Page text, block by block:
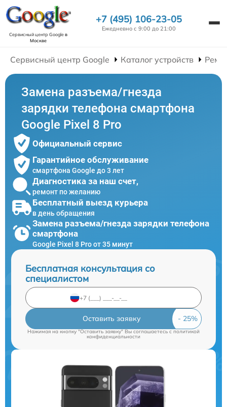
Сервисный центр Googleв
Москве
+7 (495) 106-23-05
Ежедневно с 9:00 до 21:00
Сервисный центр Google Каталог устройств
Замена разъема/гнезда
зарядки телефона смартфона
Google Pixel 8 Pro
Официальный сервис
Гарантийное обслуживание
смартфона Google до 3 лет
Диагностика за наш счет,
ремонт по желанию
Бесплатный выезд курьера
в день обращения
Замена разъема/гнезда зарядки телефона
смартфона
Google Pixel 8 Pro от 35 минут
Бесплатная консультация со
специалистом
Оставить заявку
Нажимая на кнопку "Оставить заявку" Вы соглашаетесь c политикой
конфиденциальности